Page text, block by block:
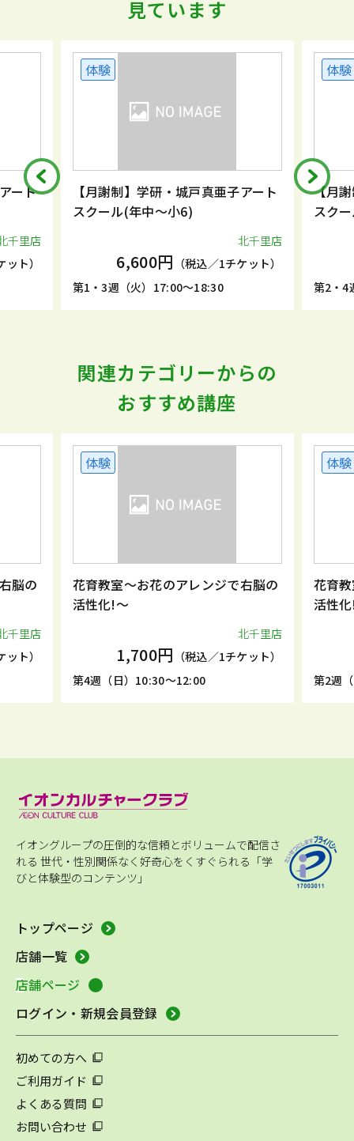
見ています
【月謝制】学研・城戸真亜子アート
スクール(年中～小6)
北千里店
6,600円（税込／1チケット）
第1・3週（火）17:00～18:30
【月謝制
スクール(
第2・4週（
関連カテゴリーからの
おすすめ講座
店
）
体験
花育教室～お花のアレンジで右脳の
活性化!～
北千里店
1,700円（税込／1チケット）
第4週（日）10:30～12:00
体験
花育教室
活性化!～
第2週（土
イオングループの圧倒的な信頼とボリュームで配信さ
れる 世代・性別関係なく好奇心をくすぐられる「学
びと体験型のコンテンツ」
トップページ
店舗一覧
店舗ページ
ログイン・新規会員登録
初めての方へ
ご利用ガイド
よくある質問
お問い合わせ